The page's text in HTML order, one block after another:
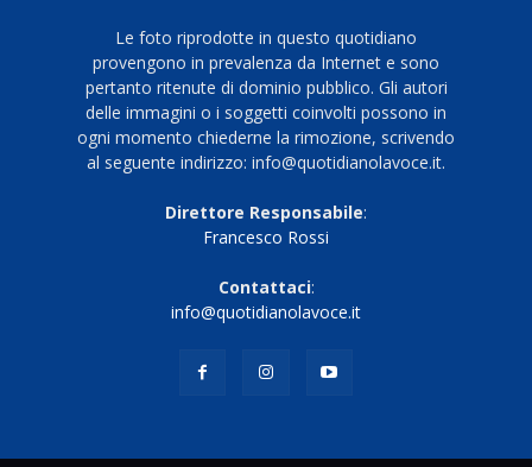
Le foto riprodotte in questo quotidiano
provengono in prevalenza da Internet e sono
pertanto ritenute di dominio pubblico. Gli autori
delle immagini o i soggetti coinvolti possono in
ogni momento chiederne la rimozione, scrivendo
al seguente indirizzo: info@quotidianolavoce.it.
Direttore Responsabile:
Francesco Rossi
Contattaci:
info@quotidianolavoce.it